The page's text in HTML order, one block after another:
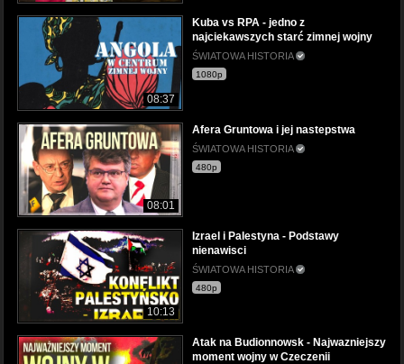
08:37
Kuba vs RPA - jedno z
najciekawszych starć zimnej wojny
ŚWIATOWA HISTORIA
1080p
08:01
Afera Gruntowa i jej nastepstwa
ŚWIATOWA HISTORIA
480p
10:13
Izrael i Palestyna - Podstawy
nienawisci
ŚWIATOWA HISTORIA
480p
Atak na Budionnowsk - Najwazniejszy
moment wojny w Czeczenii